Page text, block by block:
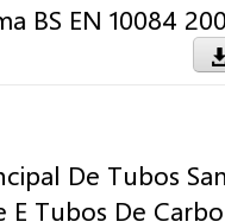
BS EN 10084
De Tubos
E Tubos De